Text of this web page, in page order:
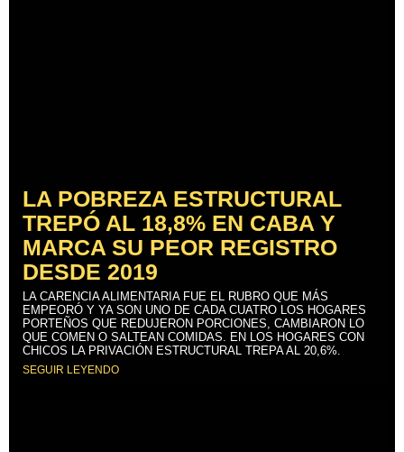
LA POBREZA ESTRUCTURAL
TREPÓ AL 18,8% EN CABA Y
MARCA SU PEOR REGISTRO
DESDE 2019
LA CARENCIA ALIMENTARIA FUE EL RUBRO QUE MÁS
EMPEORÓ Y YA SON UNO DE CADA CUATRO LOS HOGARES
PORTEÑOS QUE REDUJERON PORCIONES, CAMBIARON LO
QUE COMEN O SALTEAN COMIDAS. EN LOS HOGARES CON
CHICOS LA PRIVACIÓN ESTRUCTURAL TREPA AL 20,6%.
SEGUIR LEYENDO